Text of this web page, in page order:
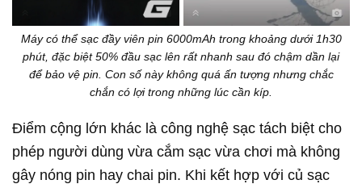
Máy có thể sạc đầy viên pin 6000mAh trong khoảng dưới 1h30
phút, đặc biệt 50% đầu sạc lên rất nhanh sau đó chậm dần lại
để bảo vệ pin. Con số này không quá ấn tượng nhưng chắc
chắn có lợi trong những lúc cần kíp.
Điểm cộng lớn khác là công nghệ sạc tách biệt cho
phép người dùng vừa cắm sạc vừa chơi mà không
gây nóng pin hay chai pin. Khi kết hợp với củ sạc